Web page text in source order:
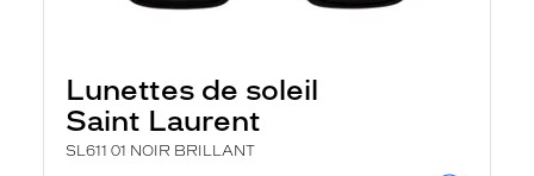
Lunettes de soleil
Saint Laurent
SL611 01 NOIR BRILLANT